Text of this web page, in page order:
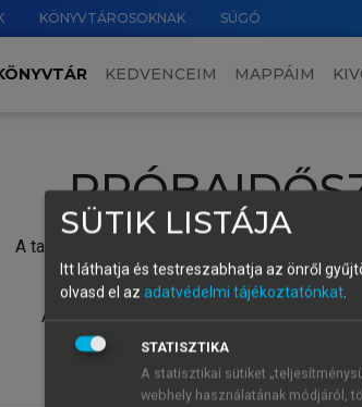
KÖNYVTÁROSOKNAK SÚGÓ
KEDVENCEIM MAPPÁIM
A tartalom megtekintéséhez lépj be a saját
Új felhasználóként1 óra
A próbaidőszak elindításához,
A regisztráció után a
SÜTIK LISTÁJA
Itt láthatja és testreszabhatja az önről
olvasd el az adatvédelmi tájékoztatónkat.
STATISZTIKA
A statisztikai sütiket
webhely használatának módjáról,